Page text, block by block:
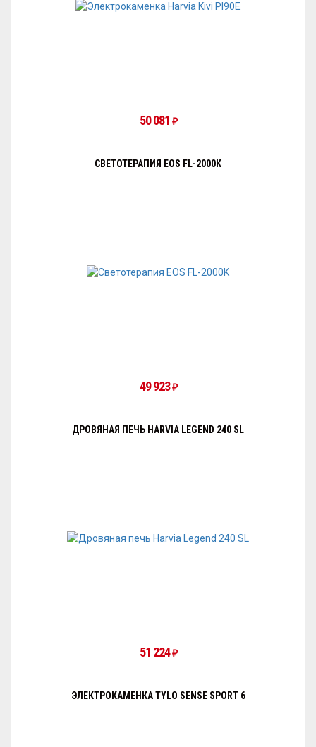
50 081 ₽
СВЕТОТЕРАПИЯ EOS FL-2000K
49 923 ₽
ДРОВЯНАЯ ПЕЧЬ HARVIA LEGEND 240 SL
51 224 ₽
ЭЛЕКТРОКАМЕНКА TYLO SENSE SPORT 6